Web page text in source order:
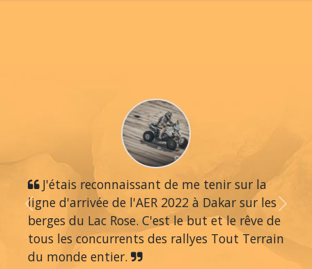
J'étais reconnaissant de me tenir sur la
ligne d'arrivée de l'AER 2022 à Dakar sur les
berges du Lac Rose. C'est le but et le rêve de
tous les concurrents des rallyes Tout Terrain
du monde entier.
Previous Next